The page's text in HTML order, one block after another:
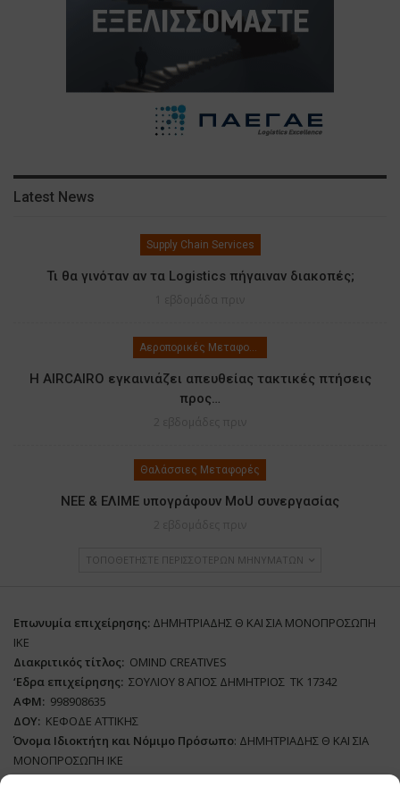
Latest News
Supply Chain Services
Τι θα γινόταν αν τα Logistics πήγαιναν διακοπές;
Η AIRCAIRO εγκαινιάζει απευθείας τακτικές πτήσεις
προς…
Θαλάσσιες Μεταφορές
ΝΕΕ & ΕΛΙΜΕ υπογράφουν MoU συνεργασίας
ΤΟΠΟΘΕΤΉΣΤΕ ΠΕΡΙΣΣΌΤΕΡΩΝ ΜΗΝΥΜΆΤΩΝ
Επωνυμία επιχείρησης: ΔΗΜΗΤΡΙΑΔΗΣ Θ ΚΑΙ ΣΙΑ ΜΟΝΟΠΡΟΣΩΠΗ
ΙΚΕ
Διακριτικός τίτλος: ΟΜΙΝD CREATIVES
‘Eδρα επιχείρησης: ΣΟΥΛΙΟΥ 8 ΑΓΙΟΣ ΔΗΜΗΤΡΙΟΣ ΤΚ 17342
ΑΦΜ: 998908635
ΔΟΥ: ΚΕΦΟΔΕ ΑΤΤΙΚΗΣ
Όνομα Ιδιοκτήτη και Νόμιμο Πρόσωπο: ΔΗΜΗΤΡΙΑΔΗΣ Θ ΚΑΙ ΣΙΑ
ΜΟΝΟΠΡΟΣΩΠΗ ΙΚΕ